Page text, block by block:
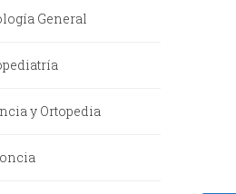
General
y Ortopedia